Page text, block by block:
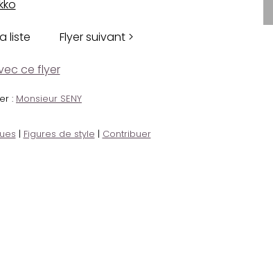
liste Flyer suivant >
ce flyer
: Monsieur SENY
| Figures de style | Contribuer